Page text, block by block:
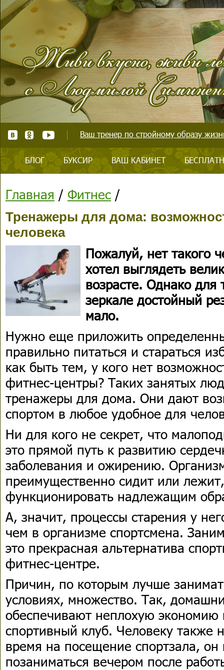
Ваш тренер по стройному образу
БЛОГ БУКСИР ВАШ КАБИНЕТ
Главная / Фитнес /
Тренажеры для дома:
человека
Пожалуй, нет такого
хотел выглядеть
возрасте. Однако для
зеркале достойный
мало.
Нужно еще приложить
правильно питаться и стараться
как быть тем, у кого нет
фитнес-центры? Таких занятых
тренажеры для дома. Они дают
спортом в любое удобное для
Ни для кого не секрет, что
это прямой путь к развитию
заболевания и ожирению.
преимущественно сидит или
функционировать надлежащим
А, значит, процессы старения у
чем в организме спортсмена.
это прекрасная альтернатива
фитнес-центре.
Причин, по которым лучше
условиях, множество. Так,
обеспечивают неплохую экономию
спортивный клуб. Человеку также
время на посещение спортзала,
позаниматься вечером после